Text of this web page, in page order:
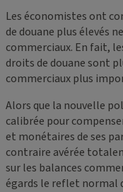
Les économistes ont
de douane plus élevés
commerciaux. En fait,
droits de douane sont
commerciaux plus
Alors que la nouvelle
calibrée pour
et monétaires de ses
contraire avérée
sur les balances
égards le reflet normal